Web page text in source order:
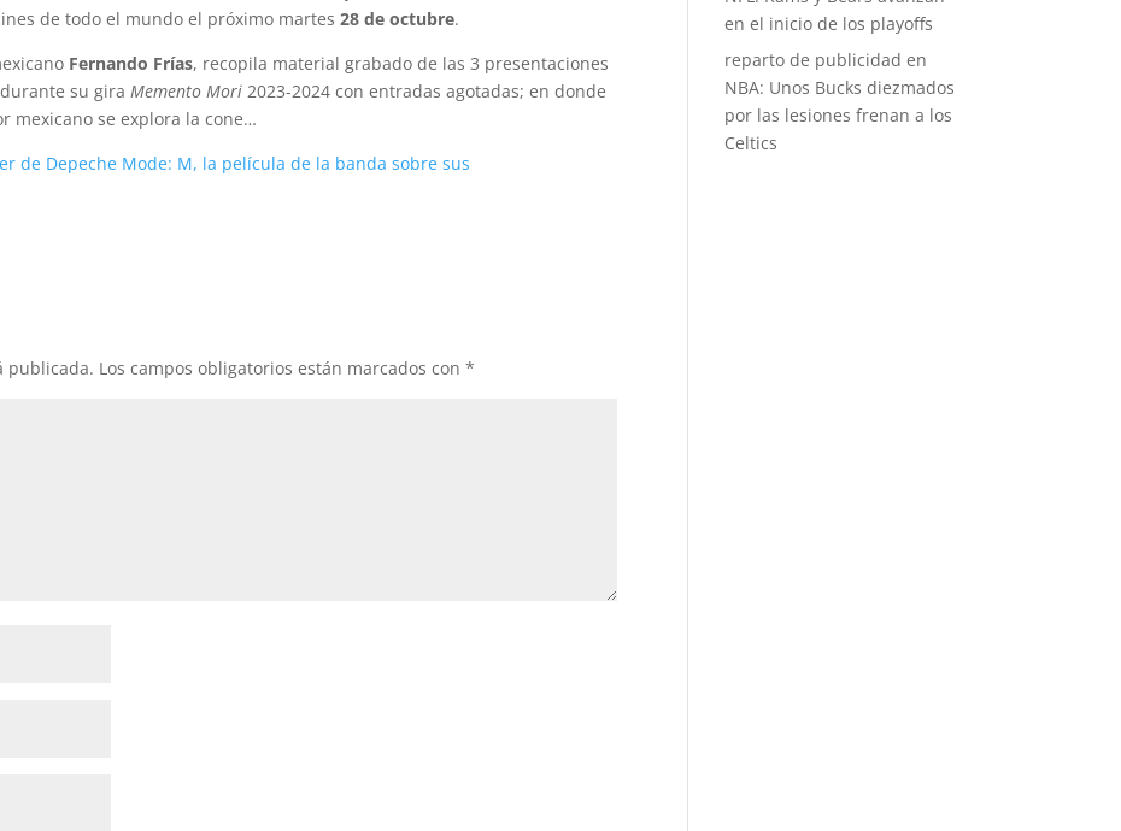
de todo el mundo el próximo martes 28 de octubre.
Fernando Frías, recopila material grabado de las 3 presentaciones
su gira Memento Mori 2023-2024 con entradas agotadas; en donde
mexicano se explora la cone…
de Depeche Mode: M, la película de la banda sobre sus
publicada. Los campos obligatorios están marcados con*
en el inicio de los playoffs
reparto de publicidad en
NBA: Unos Bucks diezmados
por las lesiones frenan a los
Celtics